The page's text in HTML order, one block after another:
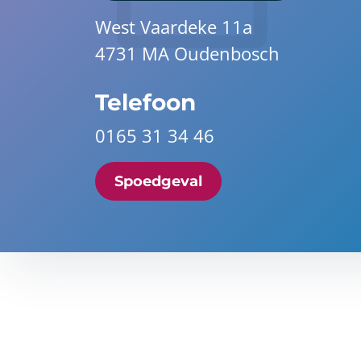
West Vaardeke 11a
4731 MA Oudenbosch
Telefoon
0165 31 34 46
Spoedgeval